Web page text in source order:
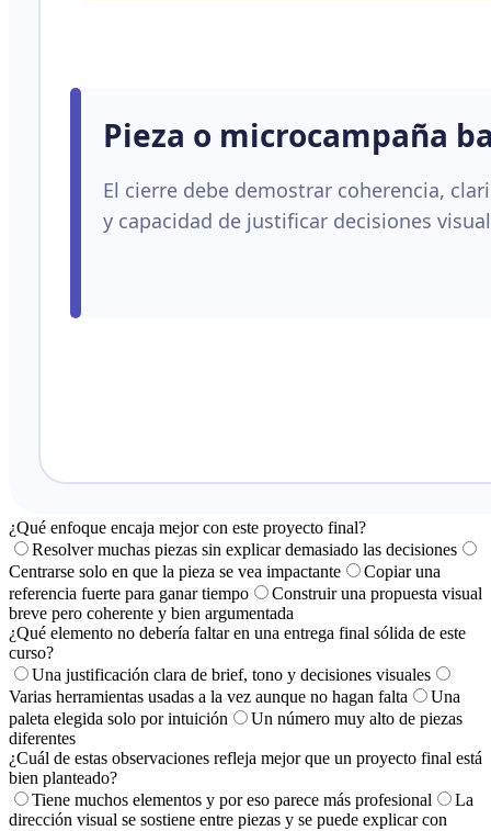
¿Qué enfoque encaja mejor con este proyecto final?
Resolver muchas piezas sin explicar demasiado las decisiones
Centrarse solo en que la pieza se vea impactante
Copiar una
referencia fuerte para ganar tiempo
Construir una propuesta visual
breve pero coherente y bien argumentada
¿Qué elemento no debería faltar en una entrega final sólida de este
curso?
Una justificación clara de brief, tono y decisiones visuales
Varias herramientas usadas a la vez aunque no hagan falta
Una
paleta elegida solo por intuición
Un número muy alto de piezas
diferentes
¿Cuál de estas observaciones refleja mejor que un proyecto final está
bien planteado?
Tiene muchos elementos y por eso parece más profesional
La
dirección visual se sostiene entre piezas y se puede explicar con